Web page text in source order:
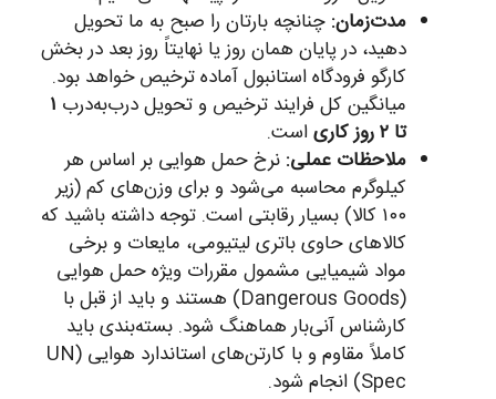
مدت‌زمان: چنانچه بارتان را صبح به ما تحویل
دهید، در پایان همان روز یا نهایتاً روز بعد در بخش
کارگو فرودگاه استانبول آماده ترخیص خواهد بود.
میانگین کل فرایند ترخیص و تحویل درب‌به‌درب ۱
تا ۲ روز کاری
است.
ملاحظات عملی: نرخ حمل هوایی بر اساس هر
کیلوگرم محاسبه می‌شود و برای وزن‌های کم (زیر
۱۰۰ کالا) بسیار رقابتی است. توجه داشته باشید که
کالاهای حاوی باتری لیتیومی، مایعات و برخی
مواد شیمیایی مشمول مقررات ویژه حمل هوایی
(Dangerous Goods) هستند و باید از قبل با
کارشناس آنی‌بار هماهنگ شود. بسته‌بندی باید
کاملاً مقاوم و با کارتن‌های استاندارد هوایی (UN
Spec) انجام شود.